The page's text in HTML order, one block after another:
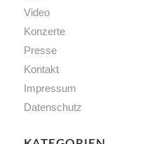
Video
Konzerte
Presse
Kontakt
Impressum
Datenschutz